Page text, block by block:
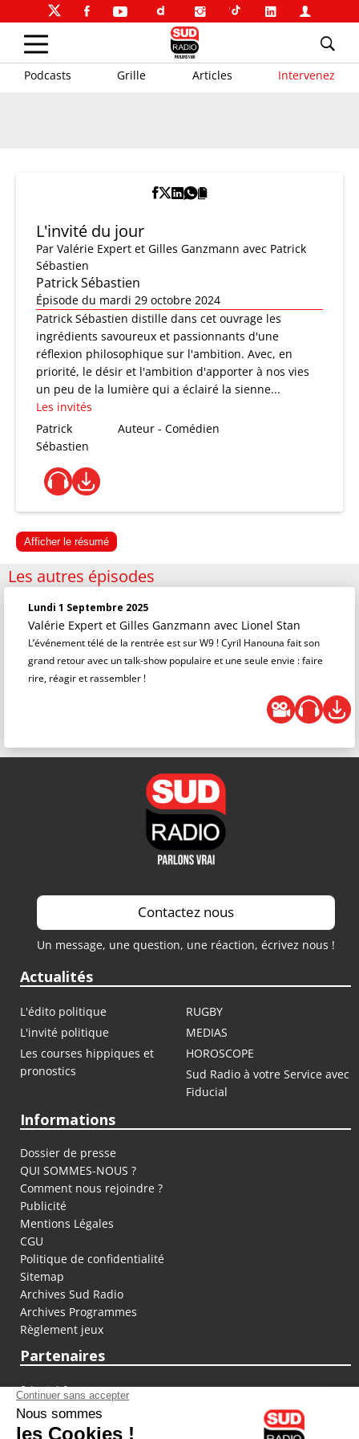
Podcasts Grille Articles Intervenez
L'invité du jour
Par Valérie Expert et Gilles Ganzmann avec Patrick
Sébastien
Patrick Sébastien
Épisode du mardi 29 octobre 2024
Patrick Sébastien distille dans cet ouvrage les
ingrédients savoureux et passionnants d'une
réflexion philosophique sur l'ambition. Avec, en
priorité, le désir et l'ambition d'apporter à nos vies
un peu de la lumière qui a éclairé la sienne...
Les invités
Patrick
Sébastien
Auteur - Comédien
Afficher le résumé
Les autres épisodes
Lundi 1 Septembre 2025
Valérie Expert et Gilles Ganzmann avec Lionel Stan
L’événement télé de la rentrée est sur W9 ! Cyril Hanouna fait son
grand retour avec un talk-show populaire et une seule envie : faire
rire, réagir et rassembler !
Contactez nous
Un message, une question, une réaction, écrivez nous !
Actualités
L'édito politique
RUGBY
L'invité politique
MEDIAS
Les courses hippiques et
pronostics
HOROSCOPE
Sud Radio à votre Service avec
Fiducial
Informations
Dossier de presse
QUI SOMMES-NOUS ?
Comment nous rejoindre ?
Publicité
Mentions Légales
CGU
Politique de confidentialité
Sitemap
Archives Sud Radio
Archives Programmes
Règlement jeux
Partenaires
fiducial.fr
lyoncapitale.fr
olympique-et-lyonnais.com